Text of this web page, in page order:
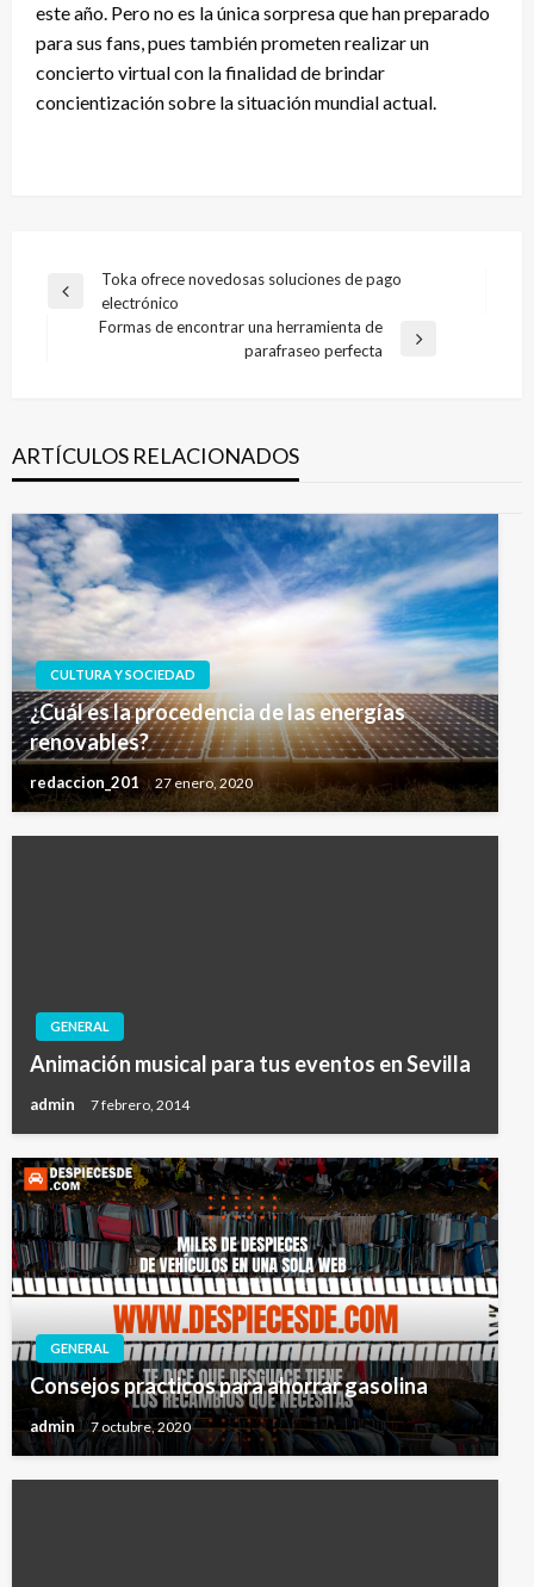
este año. Pero no es la única sorpresa que han preparado
para sus fans, pues también prometen realizar un
concierto virtual con la finalidad de brindar
concientización sobre la situación mundial actual.
Navegación
Entrada
anterior
Toka ofrece novedosas soluciones de pago
electrónico
Formas de encontrar una herramienta de
parafraseo perfecta
ARTÍCULOS RELACIONADOS
CULTURA Y SOCIEDAD
¿Cuál es la procedencia de las energías
renovables?
redaccion_201 27 enero, 2020
GENERAL
Animación musical para tus eventos en Sevilla
admin 7 febrero, 2014
GENERAL
Consejos practicos para ahorrar gasolina
admin 7 octubre, 2020